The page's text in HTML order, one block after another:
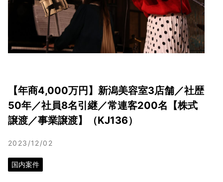
【年商4,000万円】新潟美容室3店舗／社歴
50年／社員8名引継／常連客200名【株式
譲渡／事業譲渡】（KJ136）
2023/12/02
国内案件